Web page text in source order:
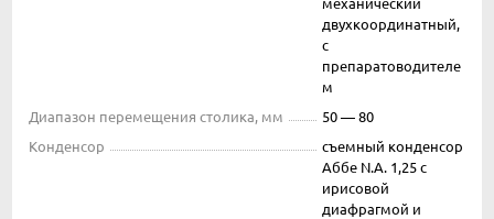
двухкоординатный,
с
препаратоводителе
м
Диапазон перемещения столика, мм
50 — 80
Конденсор
съемный конденсор
Аббе N.A. 1,25 с
ирисовой
диафрагмой и